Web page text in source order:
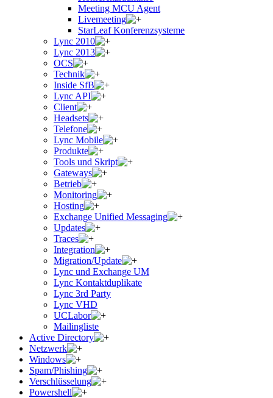
Meeting MCU Agent
Livemeeting
StarLeaf Konferenzsysteme
Lync 2010
Lync 2013
OCS
Technik
Inside SfB
Lync API
Client
Headsets
Telefone
Lync Mobile
Produkte
Tools und Skript
Gateways
Betrieb
Monitoring
Hosting
Exchange Unified Messaging
Updates
Traces
Integration
Migration/Update
Lync und Exchange UM
Lync Kontaktduplikate
Lync 3rd Party
Lync VHD
UCLabor
Mailingliste
Active Directory
Netzwerk
Windows
Spam/Phishing
Verschlüsselung
Powershell